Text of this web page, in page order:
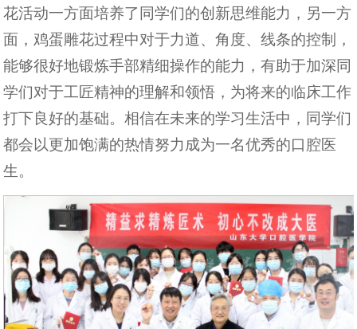
花活动一方面培养了同学们的创新思维能力，另一方
面，鸡蛋雕花过程中对于力道、角度、线条的控制，
能够很好地锻炼手部精细操作的能力，有助于加深同
学们对于工匠精神的理解和领悟，为将来的临床工作
打下良好的基础。相信在未来的学习生活中，同学们
都会以更加饱满的热情努力成为一名优秀的口腔医
生。